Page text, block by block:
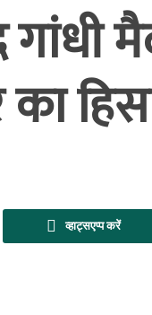
व्हाट्सएप्प करें